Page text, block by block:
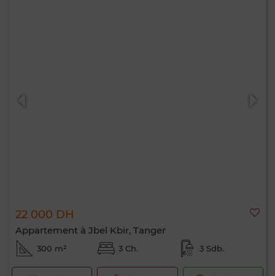
22 000 DH
Appartement à Jbel Kbir, Tanger
300 m² 3 Ch. 3 Sdb.